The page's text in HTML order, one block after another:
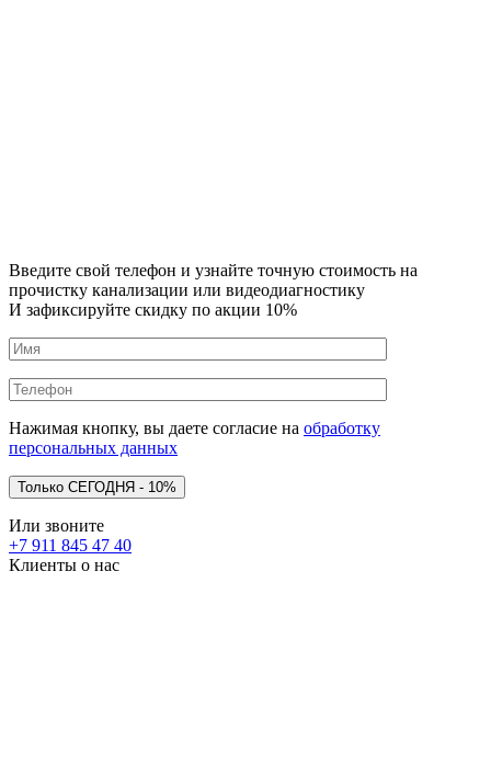
Введите свой телефон и узнайте точную стоимость на
прочистку канализации или видеодиагностику
И зафиксируйте скидку по акции 10%
Нажимая кнопку, вы даете согласие на обработку
персональных данных
Или звоните
+7 911 845 47 40
Клиенты о нас